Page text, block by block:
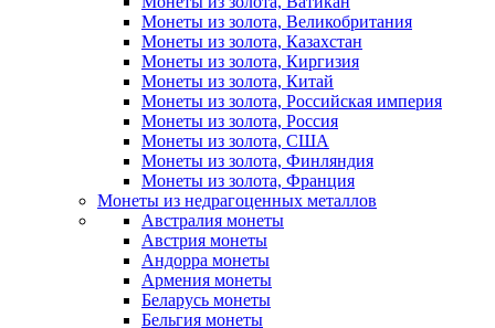
Монеты из золота, Великобритания
Монеты из золота, Казахстан
Монеты из золота, Киргизия
Монеты из золота, Китай
Монеты из золота, Российская империя
Монеты из золота, Россия
Монеты из золота, США
Монеты из золота, Финляндия
Монеты из золота, Франция
Монеты из недрагоценных металлов
Австралия монеты
Австрия монеты
Андорра монеты
Армения монеты
Беларусь монеты
Бельгия монеты